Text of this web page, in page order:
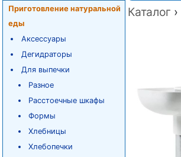
Приготовление натуральной
еды
Аксессуары
Дегидраторы
Для выпечки
Разное
Расстоечные шкафы
Формы
Хлебницы
Хлебопечки
Каталог ›